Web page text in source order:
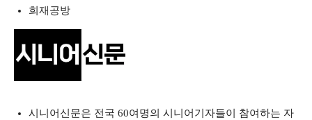
희재공방
시니어신문은 전국 60여명의 시니어기자들이 참여하는 자